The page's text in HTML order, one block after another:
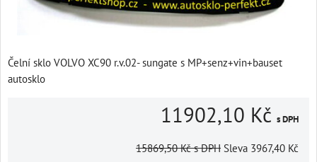
Čelní sklo VOLVO XC90 r.v.02- sungate s MP+senz+vin+bauset
autosklo
11902,10 Kč s DPH
15869,50 Kč s DPH Sleva 3967,40 Kč